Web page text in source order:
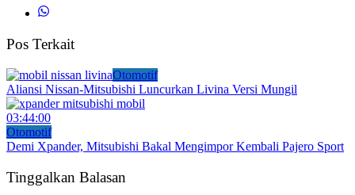
Pos Terkait
Otomotif
Aliansi Nissan-Mitsubishi Luncurkan Livina Versi Mungil
03:44:00
Otomotif
Demi Xpander, Mitsubishi Bakal Mengimpor Kembali Pajero Sport
Tinggalkan Balasan